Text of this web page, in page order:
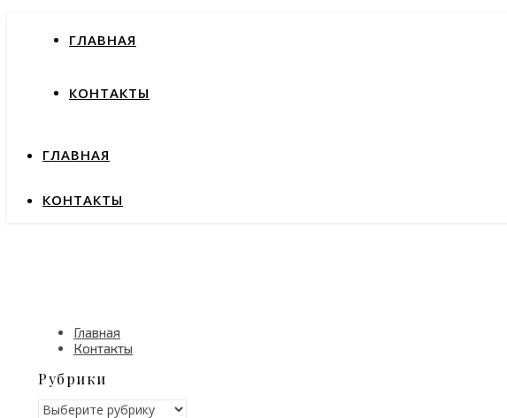
ГЛАВНАЯ
КОНТАКТЫ
ГЛАВНАЯ
КОНТАКТЫ
Главная
Контакты
Рубрики
Рубрики